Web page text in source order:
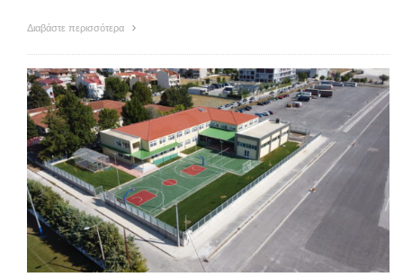
Διαβάστε περισσότερα